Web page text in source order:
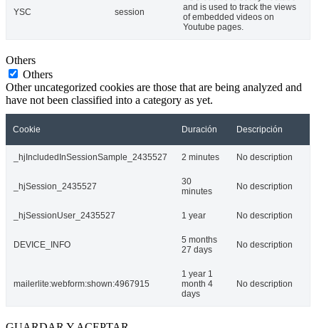
YSC session
and is used to track the views
of embedded videos on
Youtube pages.
Others
Others
Other uncategorized cookies are those that are being analyzed and
have not been classified into a category as yet.
Cookie Duración Descripción
_hjIncludedInSessionSample_2435527 2 minutes No description
_hjSession_2435527
30
minutes
No description
_hjSessionUser_2435527 1 year No description
DEVICE_INFO
5 months
27 days
No description
mailerlite:webform:shown:4967915
1 year 1
month 4
days
No description